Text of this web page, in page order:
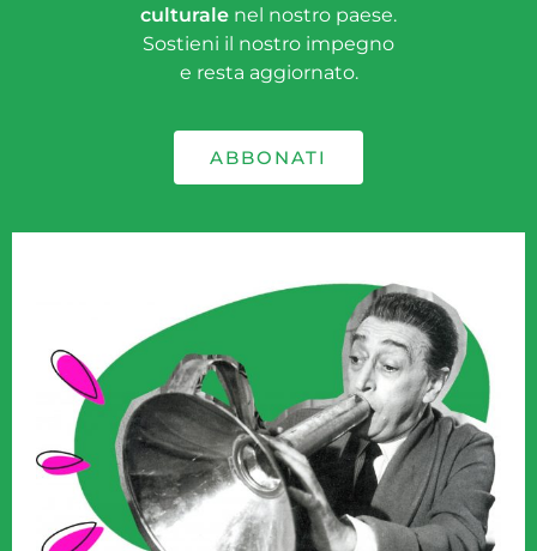
culturale nel nostro paese.
Sostieni il nostro impegno
e resta aggiornato.
ABBONATI